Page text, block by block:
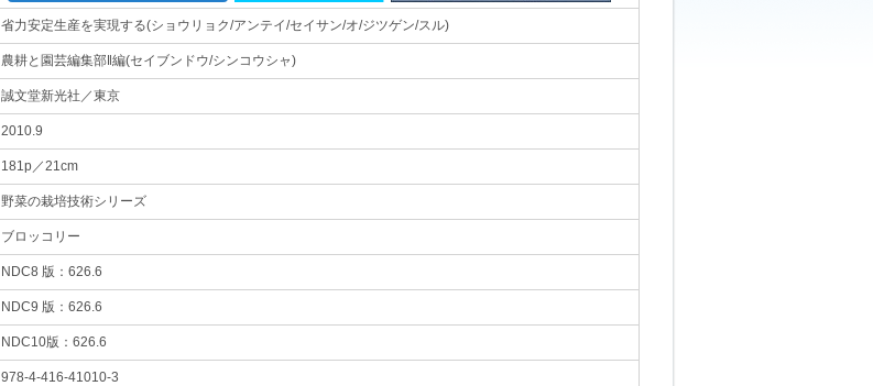
省力安定生産を実現する(ショウリョク/アンテイ/セイサン/オ/ジツゲン/スル)
農耕と園芸編集部‖編(セイブンドウ/シンコウシャ)
誠文堂新光社／東京
2010.9
181p／21cm
野菜の栽培技術シリーズ
ブロッコリー
NDC8 版：626.6
NDC9 版：626.6
NDC10版：626.6
978-4-416-41010-3